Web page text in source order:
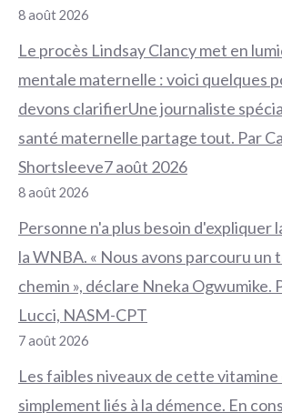
8 août 2026
Le procès Lindsay Clancy met en
mentale maternelle : voici quelques
devons clarifierUne journaliste
santé maternelle partage tout. Par
Shortsleeve7 août 2026
8 août 2026
Personne n'a plus besoin d'expliquer
la WNBA. « Nous avons parcouru un
chemin », déclare Nneka Ogwumike.
Lucci, NASM-CPT
7 août 2026
Les faibles niveaux de cette
simplement liés à la démence. En